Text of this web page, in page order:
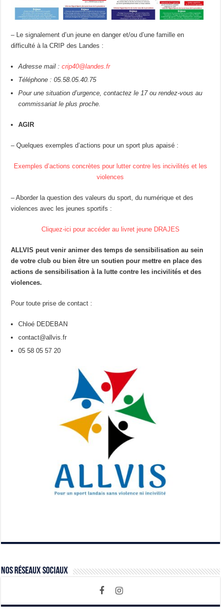
– Le signalement d’un jeune en danger et/ou d’une famille en
difficulté à la CRIP des Landes :
Adresse mail :crip40@landes.fr
Téléphone : 05.58.05.40.75
Pour une situation d’urgence, contactez le 17 ou rendez-vous au
commissariat le plus proche.
AGIR
– Quelques exemples d’actions pour un sport plus apaisé :
Exemples d’actions concrètes pour lutter contre les incivilités et les
violences
– Aborder la question des valeurs du sport, du numérique et des
violences avec les jeunes sportifs :
Cliquez-ici pour accéder au livret jeune DRAJES
ALLVIS peut venir animer des temps de sensibilisation au sein
de votre club ou bien être un soutien pour mettre en place des
actions de sensibilisation à la lutte contre les incivilités et des
violences.
Pour toute prise de contact :
Chloé DEDEBAN
contact@allvis.fr
05 58 05 57 20
Nos Réseaux Sociaux